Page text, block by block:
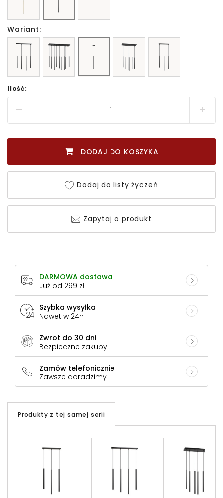
Wariant:
Ilość:
DODAJ DO KOSZYKA
Dodaj do listy życzeń
Zapytaj o produkt
DARMOWA dostawa
Już od 299 zł
Szybka wysyłka
Nawet w 24h
Zwrot do 30 dni
Bezpieczne zakupy
Zamów telefonicznie
Zawsze doradzimy
Produkty z tej samej serii